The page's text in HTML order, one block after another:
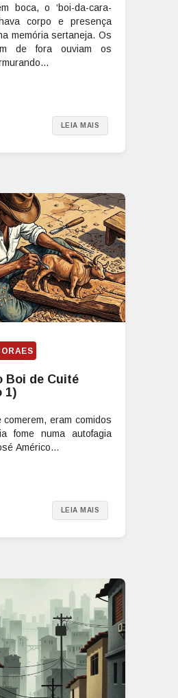
boca, o ‘boi-da-cara-
corpo e presença
memória sertaneja. Os
de fora ouviam os
LEIA MAIS
Boi de Cuité
1)
comerem, eram comidos
fome numa autofagia
Américo...
LEIA MAIS